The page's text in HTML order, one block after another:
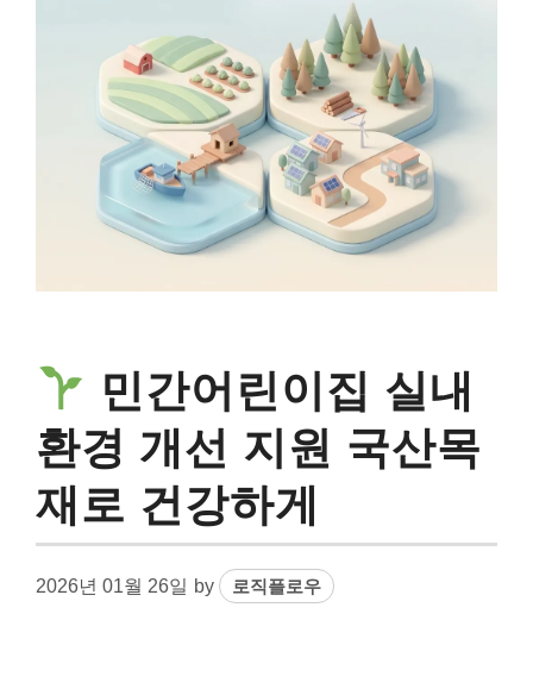
민간어린이집 실내
환경 개선 지원 국산목
재로 건강하게
2026년 01월 26일 by 로직플로우